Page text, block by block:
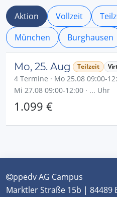
Aktion Vollzeit
München
Burghausen
Mo, 25. Aug Teilzeit
4 Termine · Mo 25.08 09:00-
Mi 27.08 09:00-12:00 · ... Uhr
1.099 €
ppedv AG Campus
Marktler Straße 15b | 84489